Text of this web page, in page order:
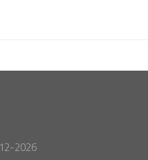
2026